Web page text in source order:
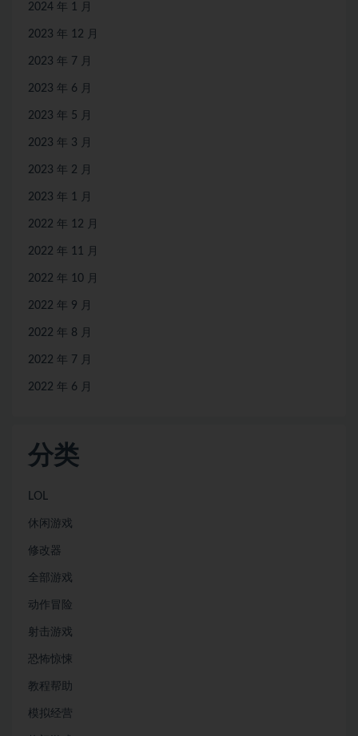
2024 年 1 月
2023 年 12 月
2023 年 7 月
2023 年 6 月
2023 年 5 月
2023 年 3 月
2023 年 2 月
2023 年 1 月
2022 年 12 月
2022 年 11 月
2022 年 10 月
2022 年 9 月
2022 年 8 月
2022 年 7 月
2022 年 6 月
分类
LOL
休闲游戏
修改器
全部游戏
动作冒险
射击游戏
恐怖惊悚
教程帮助
模拟经营